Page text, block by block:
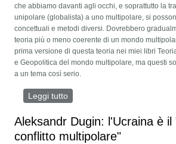
che abbiamo davanti agli occhi, e soprattutto la
unipolare (globalista) a uno multipolare, si
concettuali e metodi diversi. Dovrebbero
teoria più o meno coerente di un mondo
prima versione di questa teoria nei miei libri
e Geopolitica del mondo multipolare, ma questi
a un tema così serio.
Leggi tutto
Aleksandr Dugin: l'Ucraina è il
conflitto multipolare"